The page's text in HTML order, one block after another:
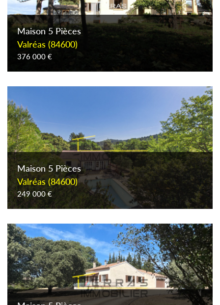
Maison 5 Pièces
Valréas (84600)
376 000 €
Maison 5 Pièces
Valréas (84600)
249 000 €